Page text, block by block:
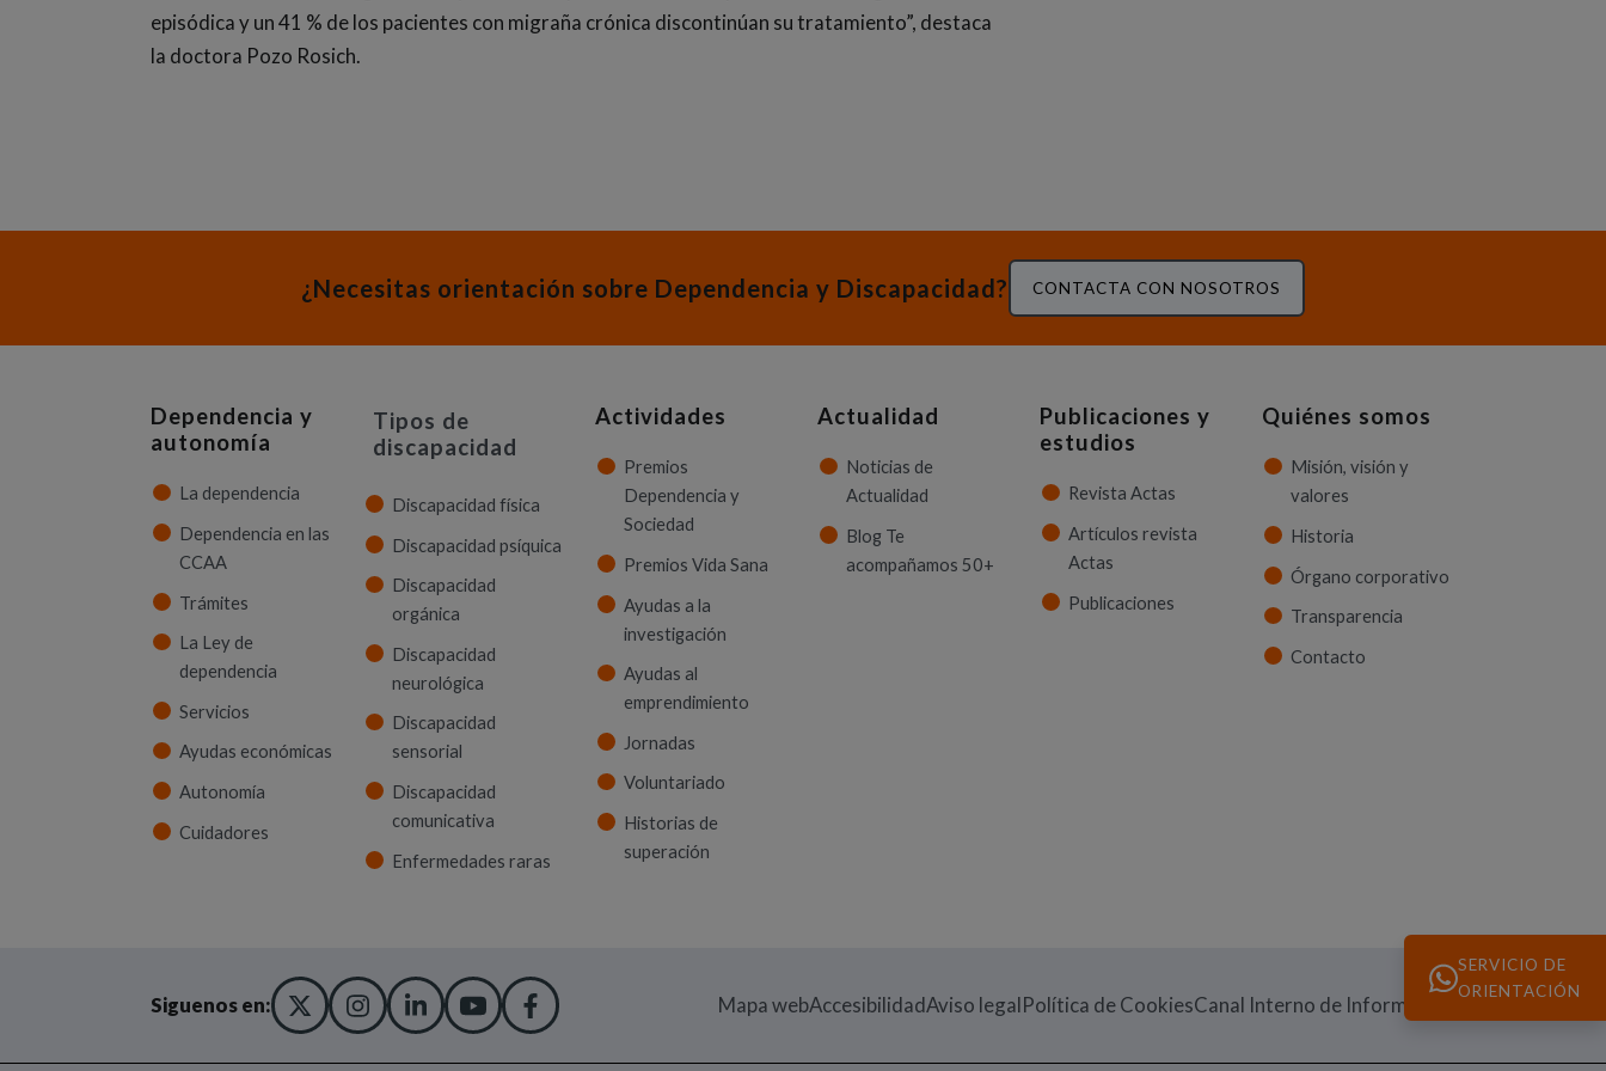
episódica y un 41 % de los pacientes con migraña crónica discontinúan su tratamiento”, destaca
la doctora Pozo Rosich.
¿Necesitas orientación sobre Dependencia y Discapacidad? CONTACTA CON NOSOTROS
Dependencia y
autonomía
La dependencia
Dependencia en las
CCAA
Trámites
La Ley de
dependencia
Servicios
Ayudas económicas
Autonomía
Cuidadores
Tipos de
discapacidad
Discapacidad física
Discapacidad psíquica
Discapacidad
orgánica
Discapacidad
neurológica
Discapacidad
sensorial
Discapacidad
comunicativa
Enfermedades raras
Actividades
Premios
Dependencia y
Sociedad
Premios Vida Sana
Ayudas a la
investigación
Ayudas al
emprendimiento
Jornadas
Voluntariado
Historias de
superación
Actualidad
Noticias de
Actualidad
Blog Te
acompañamos 50+
Publicaciones y
estudios
Revista Actas
Artículos revista
Actas
Publicaciones
Quiénes somos
Misión, visión y
valores
Historia
Órgano corporativo
Transparencia
Contacto
Siguenos en: X TWITTER
(ABRE EN NUEVA VENTANA)
INSTAGRAM
(ABRE EN NUEVA VENTANA)
LINKEDIN
(ABRE EN NUEVA VENTANA)
YOUTUBE
(ABRE EN NUEVA VENTANA)
FACEBOOK
(ABRE EN NUEVA VENTANA)
Mapa webAccesibilidadAviso legalPolítica de CookiesCanal Interno de Información (Abre en nueva
SERVICIO DE
ORIENTACIÓN